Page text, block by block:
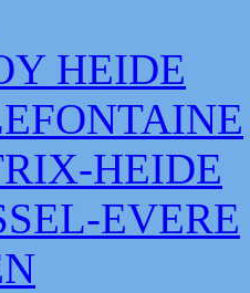
HEIDE
HEIDE
EVERE